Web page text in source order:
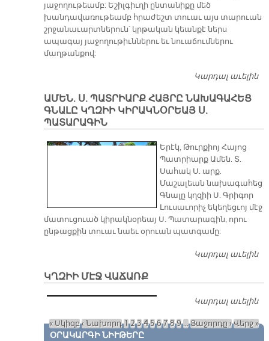
յաջողութեամբ: Եշիլգիւղի ընտանիքը մեծ
խանդավառութեամբ հրաժեշտ տուաւ այս տարուան
շրջանաւարտներուն՝ կրթական կեանքէ ներս
ապագայ յաջողութիւններու եւ նուաճումներու
մաղթանքով:
Կարդալ աւելին
ԱՄԵՆ. Ս. ՊԱՏՐԻԱՐՔ ՀԱՅՐԸ ՆԱԽԱԳԱՀԵՑ
ԳՆԱԼԸ ԿՂԶԻԻ ԿԻՐԱԿՆՕՐԵԱՅ Ս.
ՊԱՏԱՐԱԳԻՆ
Երէկ, Թուրքիոյ Հայոց
Պատրիարք Ամեն. Տ.
Սահակ Ս. արք.
Մաշալեան նախագահեց
Գնալը կղզիի Ս. Գրիգոր
Լուսաւորիչ եկեղեցւոյ մէջ
մատուցուած կիրակնօրեայ Ս. Պատարագին, որու
ընթացքին տուաւ նաեւ օրուան պատգամը:
Կարդալ աւելին
Ս.
ԿՂԶԻԻ ՄԷՋ ՎԱՃԱՌՔ
Կարդալ աւելին
Էջեր
« Սկիզբ‹ Նախորդ1 23456789…Յաջորդը ›Վերջ »
ՕՐԱԿԱՐԳԻ ՆԻՒԹԵՐԸ